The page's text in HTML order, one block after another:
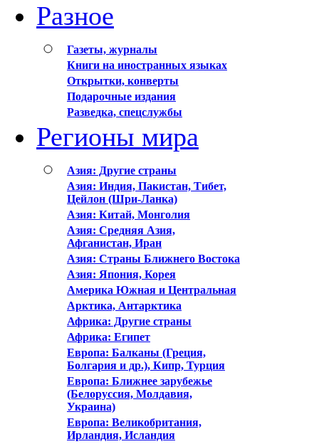
Разное
Газеты, журналы
Книги на иностранных языках
Открытки, конверты
Подарочные издания
Разведка, спецслужбы
Регионы мира
Азия: Другие страны
Азия: Индия, Пакистан, Тибет,
Цейлон (Шри-Ланка)
Азия: Китай, Монголия
Азия: Средняя Азия,
Афганистан, Иран
Азия: Страны Ближнего Востока
Азия: Япония, Корея
Америка Южная и Центральная
Арктика, Антарктика
Африка: Другие страны
Африка: Египет
Европа: Балканы (Греция,
Болгария и др.), Кипр, Турция
Европа: Ближнее зарубежье
(Белоруссия, Молдавия,
Украина)
Европа: Великобритания,
Ирландия, Исландия